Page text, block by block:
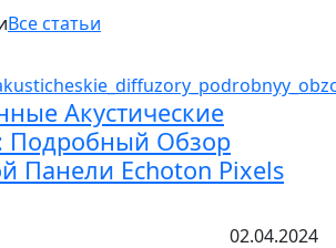
Все статьи
Акустические
Подробный Обзор
Панели Echoton Pixels
02.04.2024